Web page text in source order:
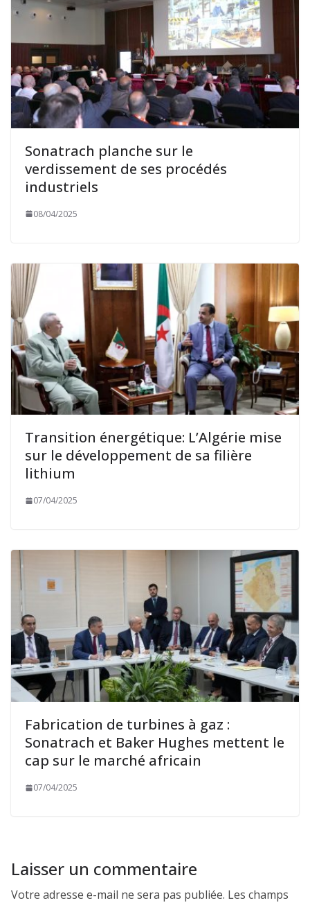
Sonatrach planche sur le
verdissement de ses procédés
industriels
08/04/2025
Transition énergétique: L’Algérie mise
sur le développement de sa filière
lithium
07/04/2025
Fabrication de turbines à gaz :
Sonatrach et Baker Hughes mettent le
cap sur le marché africain
07/04/2025
Laisser un commentaire
Votre adresse e-mail ne sera pas publiée. Les champs